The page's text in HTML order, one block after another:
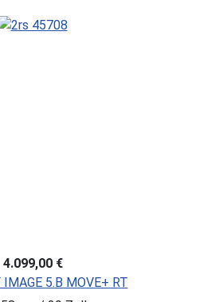
4.099,00 €
IMAGE 5.B MOVE+ RT